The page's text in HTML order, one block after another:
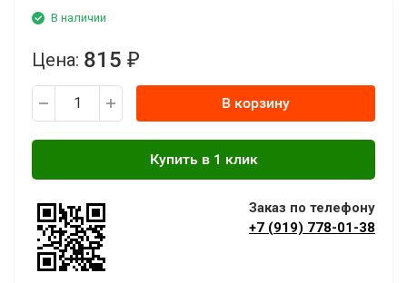
В наличии
Цена: 815 ₽
В корзину
Заказ по телефону
+7 (919) 778-01-38